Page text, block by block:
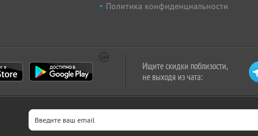
Политика конфиденциальности
Ищите скидки поблизости,
не выходя из чата: